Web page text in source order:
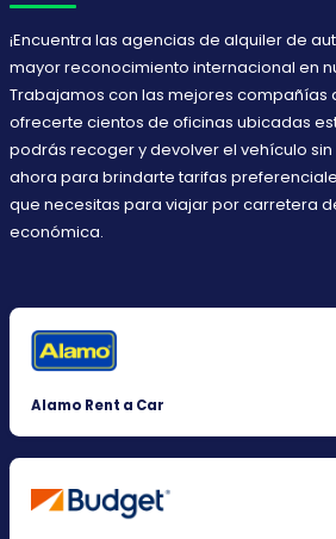
¡Encuentra las agencias de alquiler de
mayor reconocimiento internacional en
Trabajamos con las mejores compañías
ofrecerte cientos de oficinas ubicadas
podrás recoger y devolver el vehículo
ahora para brindarte tarifas
que necesitas para viajar por carretera
económica.
Alamo Rent a Car